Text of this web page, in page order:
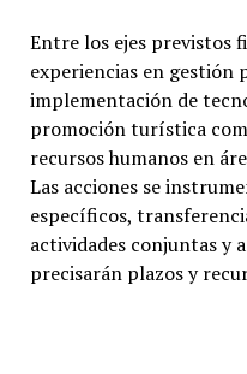
Entre los ejes previstos
experiencias en gestión
implementación de
promoción turística
recursos humanos en
Las acciones se
específicos,
actividades conjuntas y
precisarán plazos y